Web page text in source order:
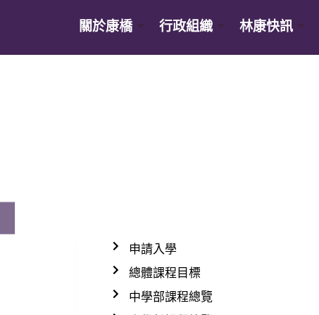
關於康橋 行政組織 林康快訊
申請入學
總體課程目標
中學部課程總覽